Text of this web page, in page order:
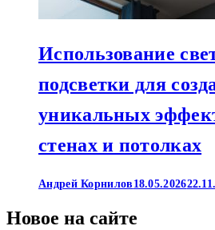
Использование
подсветки для
уникальных
стенах и потолках
Андрей Корнилов 18.05.2026
Новое на сайте